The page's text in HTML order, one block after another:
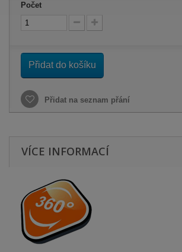
Počet
Přidat do košíku
Přidat na seznam přání
VÍCE INFORMACÍ